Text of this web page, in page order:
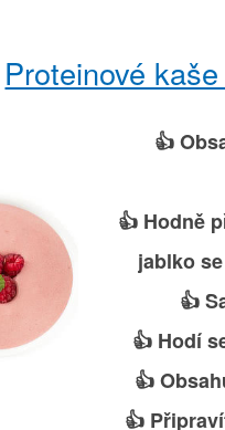
Proteinové
👍
👍 Hodně
jablko
👍
👍 Hodí
👍
👍